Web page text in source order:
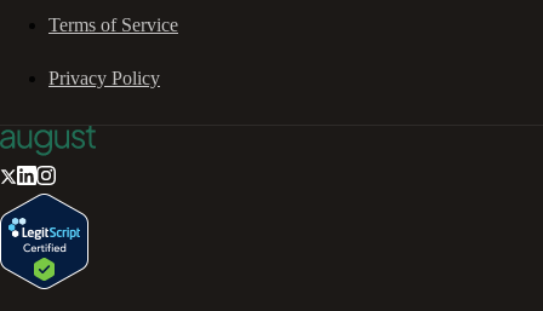
Terms of Service
Privacy Policy